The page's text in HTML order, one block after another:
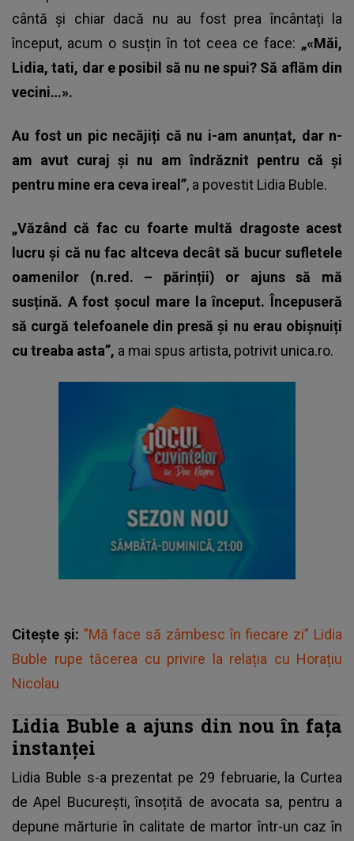
cântă și chiar dacă nu au fost prea încântați la
început, acum o susțin în tot ceea ce face: „«Măi,
Lidia, tati, dar e posibil să nu ne spui? Să aflăm din
vecini…».
Au fost un pic necăjiți că nu i-am anunțat, dar n-
am avut curaj și nu am îndrăznit pentru că și
pentru mine era ceva ireal”, a povestit Lidia Buble.
„Văzând că fac cu foarte multă dragoste acest
lucru și că nu fac altceva decât să bucur sufletele
oamenilor (n.red. – părinții) or ajuns să mă
susțină. A fost șocul mare la început. Începuseră
să curgă telefoanele din presă și nu erau obișnuiți
cu treaba asta”, a mai spus artista, potrivit unica.ro.
Citește și: ”Mă face să zâmbesc în fiecare zi” Lidia
Buble rupe tăcerea cu privire la relația cu Horațiu
Nicolau
Lidia Buble a ajuns din nou în fața
instanței
Lidia Buble s-a prezentat pe 29 februarie, la Curtea
de Apel București, însoțită de avocata sa, pentru a
depune mărturie în calitate de martor într-un caz în